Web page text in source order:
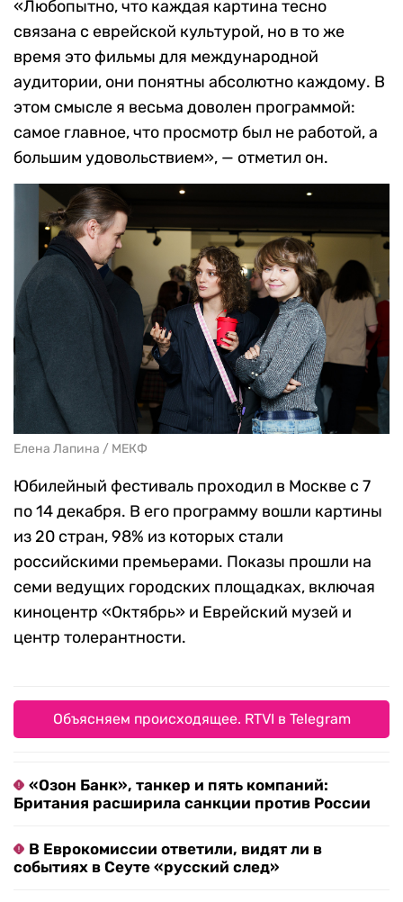
«Любопытно, что каждая картина тесно
связана с еврейской культурой, но в то же
время это фильмы для международной
аудитории, они понятны абсолютно каждому. В
этом смысле я весьма доволен программой:
самое главное, что просмотр был не работой, а
большим удовольствием», — отметил он.
Елена Лапина / МЕКФ
Юбилейный фестиваль проходил в Москве с 7
по 14 декабря. В его программу вошли картины
из 20 стран, 98% из которых стали
российскими премьерами. Показы прошли на
семи ведущих городских площадках, включая
киноцентр «Октябрь» и Еврейский музей и
центр толерантности.
Объясняем происходящее. RTVI в Telegram
«Озон Банк», танкер и пять компаний:
Британия расширила санкции против России
В Еврокомиссии ответили, видят ли в
событиях в Сеуте «русский след»